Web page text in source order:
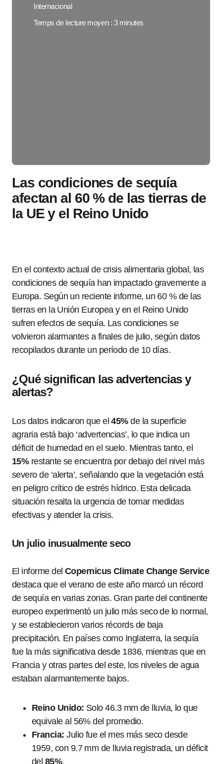
Internacional
Temps de lecture moyen : 3 minutes
Las condiciones de sequía
afectan al 60 % de las tierras de
la UE y el Reino Unido
En el contexto actual de crisis alimentaria global, las
condiciones de sequía han impactado gravemente a
Europa. Según un reciente informe, un 60 % de las
tierras en la Unión Europea y en el Reino Unido
sufren efectos de sequía. Las condiciones se
volvieron alarmantes a finales de julio, según datos
recopilados durante un período de 10 días.
¿Qué significan las advertencias y
alertas?
Los datos indicaron que el45%de la superficie
agraria está bajo ‘advertencias’, lo que indica un
déficit de humedad en el suelo. Mientras tanto, el
15%restante se encuentra por debajo del nivel más
severo de ‘alerta’, señalando que la vegetación está
en peligro crítico de estrés hídrico. Esta delicada
situación resalta la urgencia de tomar medidas
efectivas y atender la crisis.
Un julio inusualmente seco
El informe del Copernicus Climate Change Service
destaca que el verano de este año marcó un récord
de sequía en varias zonas. Gran parte del continente
europeo experimentó un julio más seco de lo normal,
y se establecieron varios récords de baja
precipitación. En países como Inglaterra, la sequía
fue la más significativa desde 1836, mientras que en
Francia y otras partes del este, los niveles de agua
estaban alarmantemente bajos.
Reino Unido: Solo 46.3 mm de lluvia, lo que
equivale al 56% del promedio.
Francia: Julio fue el mes más seco desde
1959, con 9.7 mm de lluvia registrada, un déficit
del 85%.